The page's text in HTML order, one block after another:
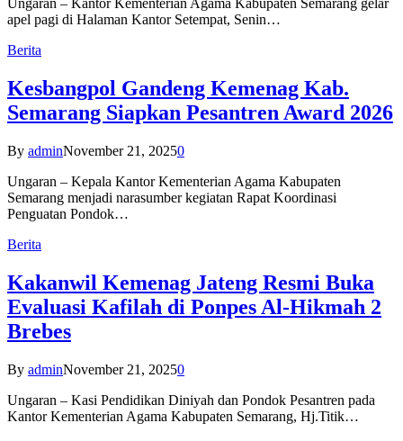
Ungaran – Kantor Kementerian Agama Kabupaten Semarang gelar
apel pagi di Halaman Kantor Setempat, Senin…
Berita
Kesbangpol Gandeng Kemenag Kab.
Semarang Siapkan Pesantren Award 2026
By adminNovember 21, 20250
Ungaran – Kepala Kantor Kementerian Agama Kabupaten
Semarang menjadi narasumber kegiatan Rapat Koordinasi
Penguatan Pondok…
Berita
Kakanwil Kemenag Jateng Resmi Buka
Evaluasi Kafilah di Ponpes Al-Hikmah 2
Brebes
By adminNovember 21, 20250
Ungaran – Kasi Pendidikan Diniyah dan Pondok Pesantren pada
Kantor Kementerian Agama Kabupaten Semarang, Hj.Titik…